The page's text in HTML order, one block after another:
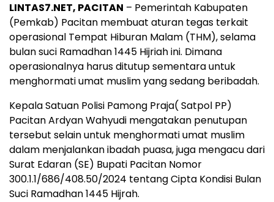
LINTAS7.NET, PACITAN – Pemerintah Kabupaten
(Pemkab) Pacitan membuat aturan tegas terkait
operasional Tempat Hiburan Malam (THM), selama
bulan suci Ramadhan 1445 Hijriah ini. Dimana
operasionalnya harus ditutup sementara untuk
menghormati umat muslim yang sedang beribadah.
Kepala Satuan Polisi Pamong Praja( Satpol PP)
Pacitan Ardyan Wahyudi mengatakan penutupan
tersebut selain untuk menghormati umat muslim
dalam menjalankan ibadah puasa, juga mengacu dari
Surat Edaran (SE) Bupati Pacitan Nomor
300.1.1/686/408.50/2024 tentang Cipta Kondisi Bulan
Suci Ramadhan 1445 Hijrah.